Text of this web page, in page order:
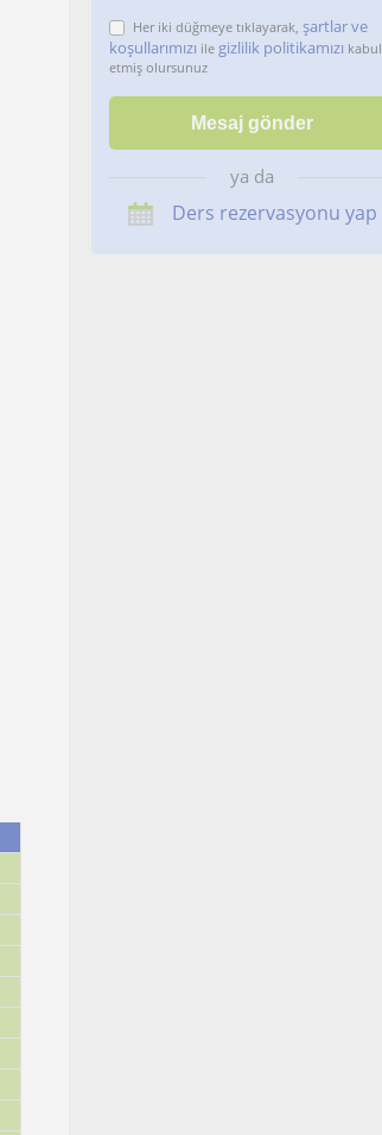
Her iki düğmeye tıklayarak, şartlar ve
koşullarımızı ile gizlilik politikamızı kabul
etmiş olursunuz
ya da
Ders rezervasyonu yap